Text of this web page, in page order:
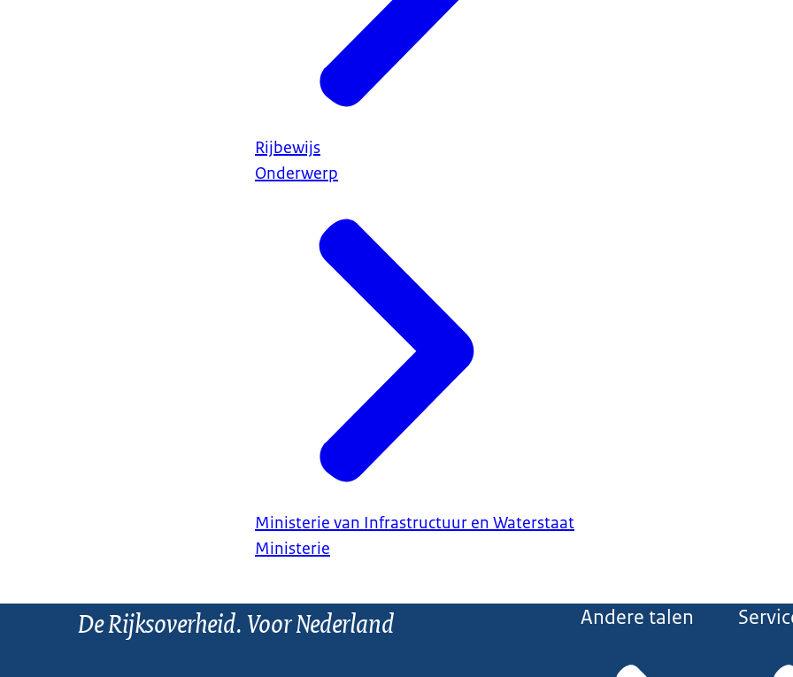
Rijbewijs
Onderwerp
Ministerie van Infrastructuur en Waterstaat
Ministerie
De Rijksoverheid. Voor Nederland Andere talen